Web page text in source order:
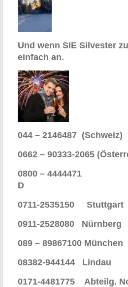
Und wenn SIE Silvester
einfach an.
044 – 2146487
0662 – 90333-2065
0800 – 4444471
D
0711-2535150 Stuttgart
0911-2528080 Nürnberg
089 – 89867100 München
08382-944144 Lindau
0171-4481775 Abteilg.